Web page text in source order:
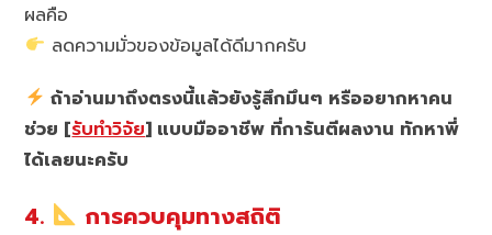
ผลคือ
ลดความมั่วของข้อมูลได้ดีมากครับ
ถ้าอ่านมาถึงตรงนี้แล้วยังรู้สึกมึนๆ หรืออยากหาคน
ช่วย [รับทำวิจัย] แบบมืออาชีพ ที่การันตีผลงาน ทักหาพี่
ได้เลยนะครับ
4. การควบคุมทางสถิติ